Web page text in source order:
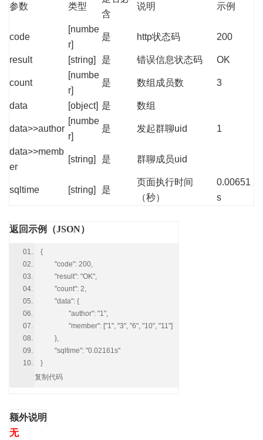
参数 类型
含
说明 示例
code
[numbe
r]
是 http状态码 200
result [string] 是 错误信息状态码 OK
count
[numbe
r]
是 数组成员数 3
data [object] 是 数组
data>>author
[numbe
r]
是 发起群聊uid 1
data>>memb
er
[string] 是 群聊成员uid
sqltime [string] 是
页面执行时间
（秒）
0.00651
s
返回示例（JSON）
{
"code": 200,
"result": "OK",
"count": 2,
"data": {
"author": "1",
"member": ["1", "3", "6", "10", "11"]
},
"sqltime": "0.02161s"
}
复制代码
额外说明
无